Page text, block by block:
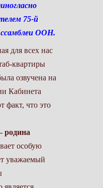
75-й
ООН.
для всех нас
квартиры
озвучена на
Кабинета
факт, что это
родина
особую
уважаемый